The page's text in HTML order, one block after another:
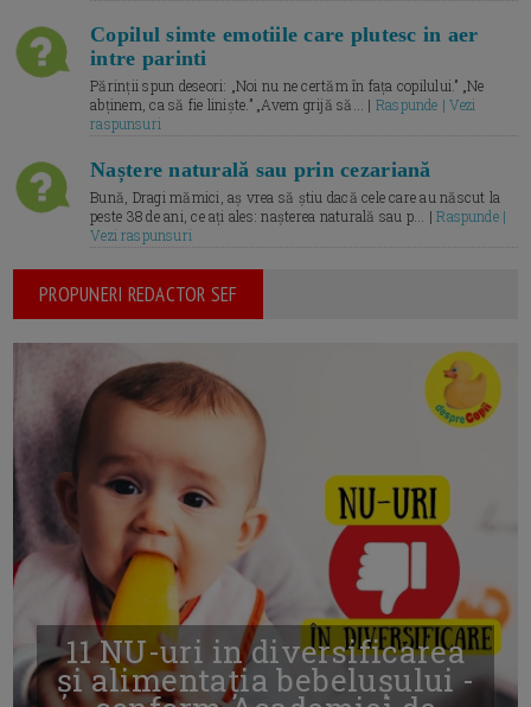
Copilul simte emotiile care plutesc in aer
intre parinti
Părinții spun deseori: „Noi nu ne certăm în fața copilului.” „Ne
abținem, ca să fie liniște.” „Avem grijă să... | Raspunde | Vezi
raspunsuri
Naștere naturală sau prin cezariană
Bună, Dragi mămici, aș vrea să știu dacă cele care au născut la
peste 38 de ani, ce ați ales: nașterea naturală sau p... |Raspunde |
Vezi raspunsuri
PROPUNERI REDACTOR SEF
11 NU-uri in diversificarea
și alimentația bebelușului -